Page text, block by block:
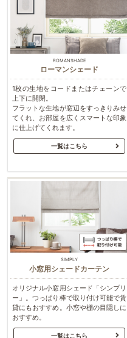
ROMANSHADE
ローマンシェード
1枚の生地をコードまたはチェーンで
上下に開閉。
フラットな生地が窓辺をすっきりみせ
てくれ、お部屋を広くスマートな印象
に仕上げてくれます。
一覧はこちら
SIMPLY
小窓用シェードカーテン
オリジナル小窓用シェード「シンプリ
ー」。つっぱり棒で取り付け可能で賃
貸にもおすすめ。小窓や棚の目隠しに
おすすめ。
一覧はこちら